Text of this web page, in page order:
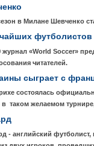
в Милане Шевченко
футболистов
журнал «World Soccer»
читателей.
сыграет с
состоялась
в таком желаемом
английский футболист,